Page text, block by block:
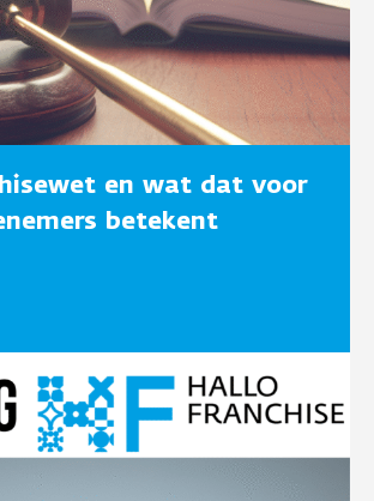
en wat dat voor
betekent